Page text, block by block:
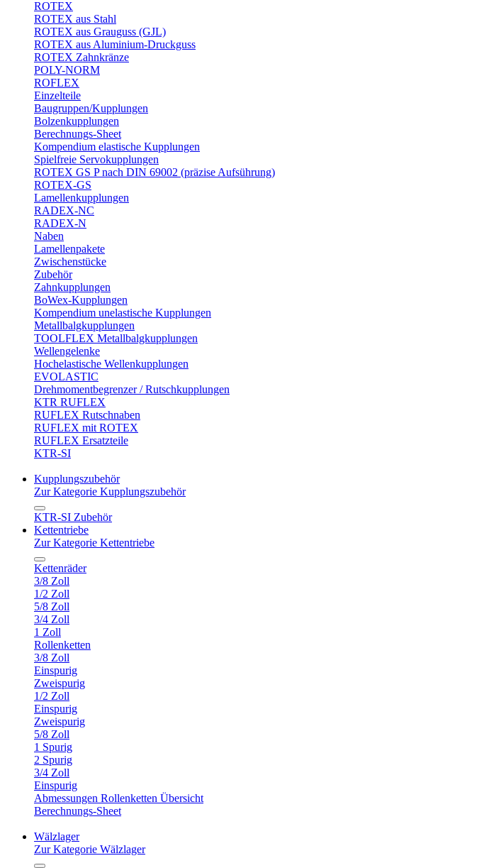
ROTEX
ROTEX aus Stahl
ROTEX aus Grauguss (GJL)
ROTEX aus Aluminium-Druckguss
ROTEX Zahnkränze
POLY-NORM
ROFLEX
Einzelteile
Baugruppen/Kupplungen
Bolzenkupplungen
Berechnungs-Sheet
Kompendium elastische Kupplungen
Spielfreie Servokupplungen
ROTEX GS P nach DIN 69002 (präzise Aufsührung)
ROTEX-GS
Lamellenkupplungen
RADEX-NC
RADEX-N
Naben
Lamellenpakete
Zwischenstücke
Zubehör
Zahnkupplungen
BoWex-Kupplungen
Kompendium unelastische Kupplungen
Metallbalgkupplungen
TOOLFLEX Metallbalgkupplungen
Wellengelenke
Hochelastische Wellenkupplungen
EVOLASTIC
Drehmomentbegrenzer / Rutschkupplungen
KTR RUFLEX
RUFLEX Rutschnaben
RUFLEX mit ROTEX
RUFLEX Ersatzteile
KTR-SI
Kupplungszubehör
Zur Kategorie Kupplungszubehör
KTR-SI Zubehör
Kettentriebe
Zur Kategorie Kettentriebe
Kettenräder
3/8 Zoll
1/2 Zoll
5/8 Zoll
3/4 Zoll
1 Zoll
Rollenketten
3/8 Zoll
Einspurig
Zweispurig
1/2 Zoll
Einspurig
Zweispurig
5/8 Zoll
1 Spurig
2 Spurig
3/4 Zoll
Einspurig
Abmessungen Rollenketten Übersicht
Berechnungs-Sheet
Wälzlager
Zur Kategorie Wälzlager